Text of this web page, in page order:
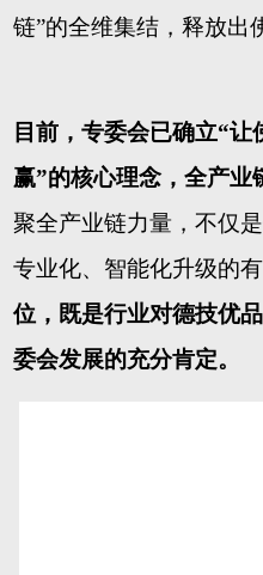
链”的全维集结，释放出
目前，专委会已确立“让
赢”的核心理念，全产业
聚全产业链力量，不仅
专业化、智能化升级的有
位，既是行业对德技优
委会发展的充分肯定。